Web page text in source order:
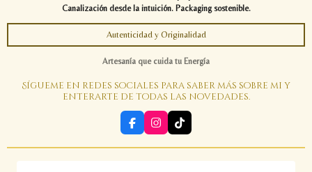
Canalización desde la intuición. Packaging sostenible.
Autenticidad y Originalidad
Artesanía que cuida tu Energía
Sígueme en redes sociales para saber más sobre mi y
enterarte de todas las novedades.
F
a
c
I
n
s
T
i
k